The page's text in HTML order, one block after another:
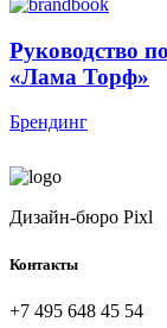
Руководство
«Лама Торф»
Брендинг
Дизайн-бюро Pixl
Контакты
+7 495 648 45 54